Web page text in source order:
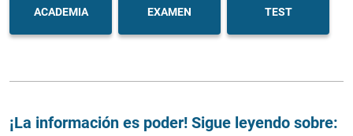
ACADEMIA EXAMEN TEST
¡La información es poder! Sigue leyendo sobre: